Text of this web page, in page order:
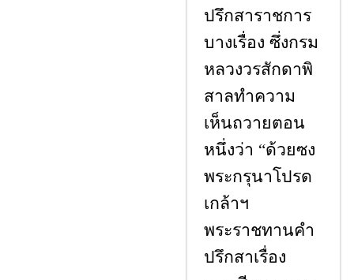
ปรึกสาราชการ
บางเรื่อง ซึ่งกรม
หลวงวรสักดาพิ
สาลทำความ
เห็นถวายตอน
หนึ่งว่า “ด้วยซง
พระกรุนาโปรด
เกล้าฯ
พระราชทานคำ
ปรึกสาเรื่อง